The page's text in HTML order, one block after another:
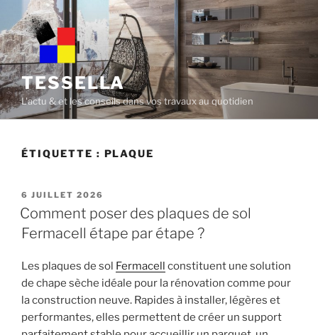
content
TESSELLA
L'actu & et les conseils dans vos travaux au quotidien
ÉTIQUETTE : PLAQUE
POSTED
ON
6 JUILLET 2026
Comment poser des plaques de sol
Fermacell étape par étape ?
Les plaques de sol Fermacell constituent une solution
de chape sèche idéale pour la rénovation comme pour
la construction neuve. Rapides à installer, légères et
performantes, elles permettent de créer un support